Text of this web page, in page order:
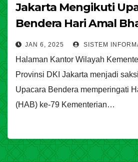
Jakarta Mengikuti
Bendera Hari Amal
Kemenag RI di Kanwil
JAN 6, 2025 SISTEM
Halaman Kantor Wilayah
Provinsi DKI Jakarta menjadi
Upacara Bendera memperingati
(HAB) ke-79 Kementerian…